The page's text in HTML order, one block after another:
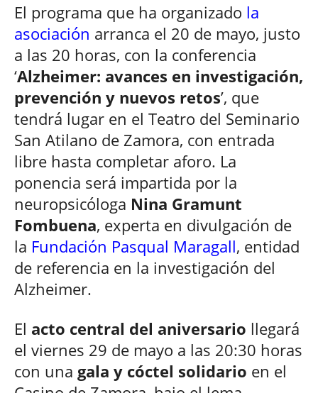
El programa que ha organizado la
asociación arranca el 20 de mayo, justo
a las 20 horas, con la conferencia
‘Alzheimer: avances en investigación,
prevención y nuevos retos’, que
tendrá lugar en el Teatro del Seminario
San Atilano de Zamora, con entrada
libre hasta completar aforo. La
ponencia será impartida por la
neuropsicóloga Nina Gramunt
Fombuena, experta en divulgación de
la Fundación Pasqual Maragall, entidad
de referencia en la investigación del
Alzheimer.
El acto central del aniversario llegará
el viernes 29 de mayo a las 20:30 horas
con una gala y cóctel solidario en el